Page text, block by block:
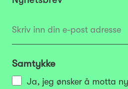
Samtykke
Ja, jeg ønsker å motta